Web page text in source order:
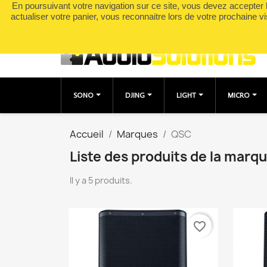
En poursuivant votre navigation sur ce site, vous devez
actualiser votre panier, vous reconnaitre lors de votre prochaine
Appelez-nous :0490049895
SONO DJING LIGHT MICRO
Accueil Marques QSC
Liste des produits de la
Il y a 5 produits.
favorite_border